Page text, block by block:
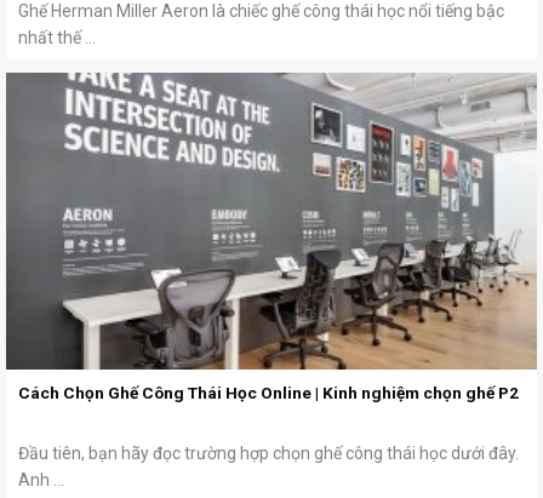
Ghế Herman Miller Aeron là chiếc ghế công thái học nổi tiếng bậc
nhất thế ...
Cách Chọn Ghế Công Thái Học Online | Kinh nghiệm chọn ghế P2
Đầu tiên, bạn hãy đọc trường hợp chọn ghế công thái học dưới đây.
Anh ...